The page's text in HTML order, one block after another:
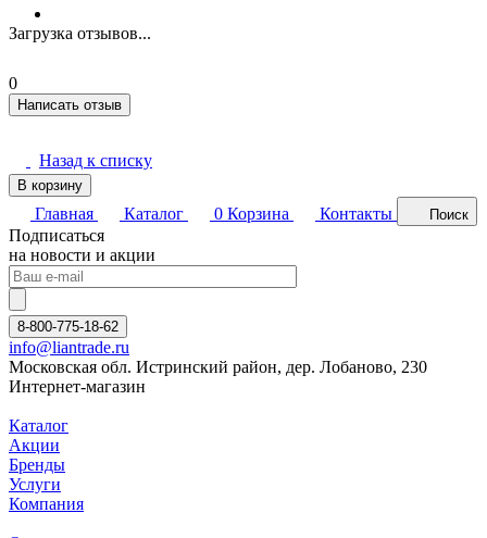
Загрузка отзывов...
0
Написать отзыв
Назад к списку
В корзину
Главная Каталог 0 Корзина Контакты Поиск
Подписаться
на новости и акции
8-800-775-18-62
info@liantrade.ru
Московская обл. Истринский район, дер. Лобаново, 230
Интернет-магазин
Каталог
Акции
Бренды
Услуги
Компания